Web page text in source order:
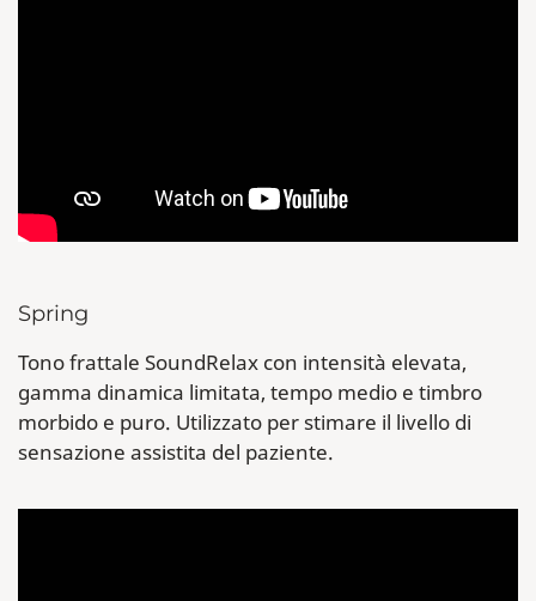
Spring
Tono frattale SoundRelax con intensità elevata,
gamma dinamica limitata, tempo medio e timbro
morbido e puro. Utilizzato per stimare il livello di
sensazione assistita del paziente.